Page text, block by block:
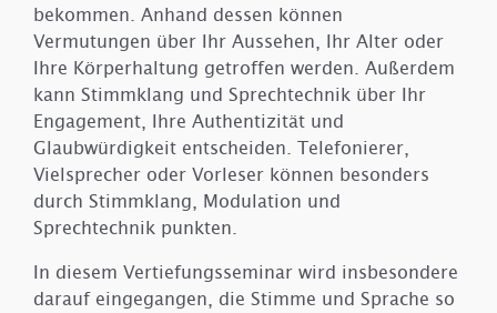
bekommen. Anhand dessen können
Vermutungen über Ihr Aussehen, Ihr Alter oder
Ihre Körperhaltung getroffen werden. Außerdem
kann Stimmklang und Sprechtechnik über Ihr
Engagement, Ihre Authentizität und
Glaubwürdigkeit entscheiden. Telefonierer,
Vielsprecher oder Vorleser können besonders
durch Stimmklang, Modulation und
Sprechtechnik punkten.
In diesem Vertiefungsseminar wird insbesondere
darauf eingegangen, die Stimme und Sprache so